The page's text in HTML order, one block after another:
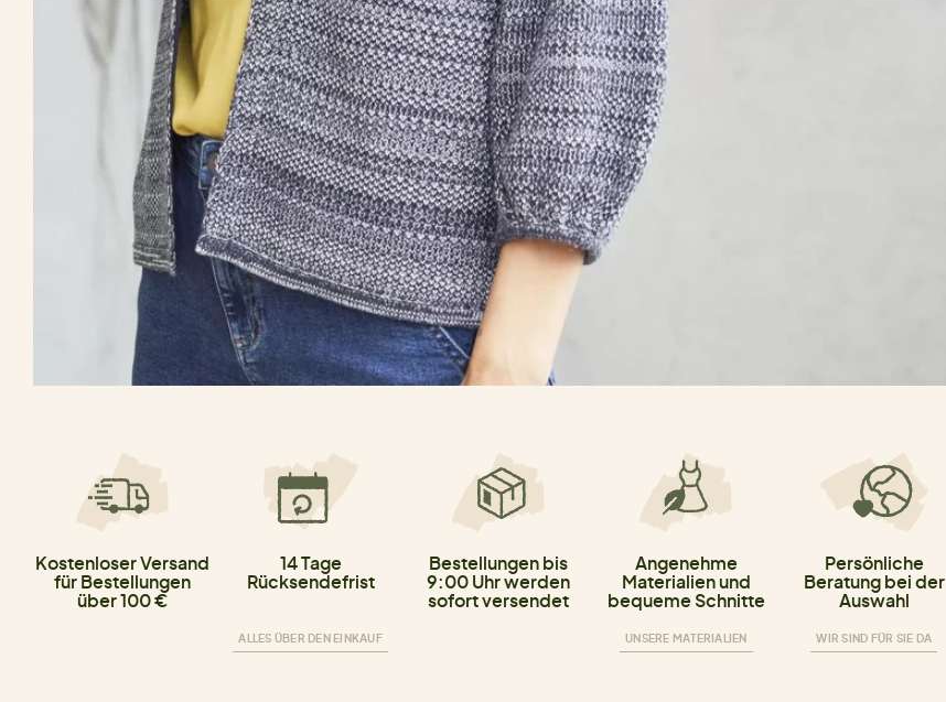
Kostenloser Versand
für Bestellungen
über 100 €
14 Tage
Rücksendefrist
ALLES ÜBER DEN EINKAUF
Bestellungen bis
9:00 Uhr werden
sofort versendet
Angenehme
Materialien und
bequeme Schnitte
UNSERE MATERIALIEN
Persönliche
Beratung bei der
Auswahl
WIR SIND FÜR SIE DA